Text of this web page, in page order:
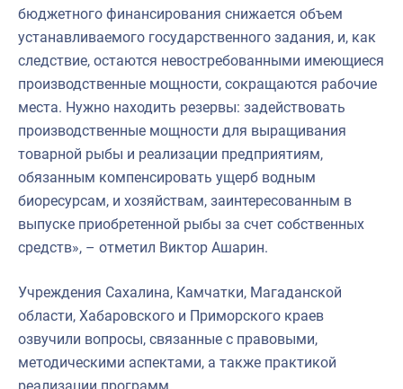
бюджетного финансирования снижается объем
устанавливаемого государственного задания, и, как
следствие, остаются невостребованными имеющиеся
производственные мощности, сокращаются рабочие
места. Нужно находить резервы: задействовать
производственные мощности для выращивания
товарной рыбы и реализации предприятиям,
обязанным компенсировать ущерб водным
биоресурсам, и хозяйствам, заинтересованным в
выпуске приобретенной рыбы за счет собственных
средств», – отметил Виктор Ашарин.
Учреждения Сахалина, Камчатки, Магаданской
области, Хабаровского и Приморского краев
озвучили вопросы, связанные с правовыми,
методическими аспектами, а также практикой